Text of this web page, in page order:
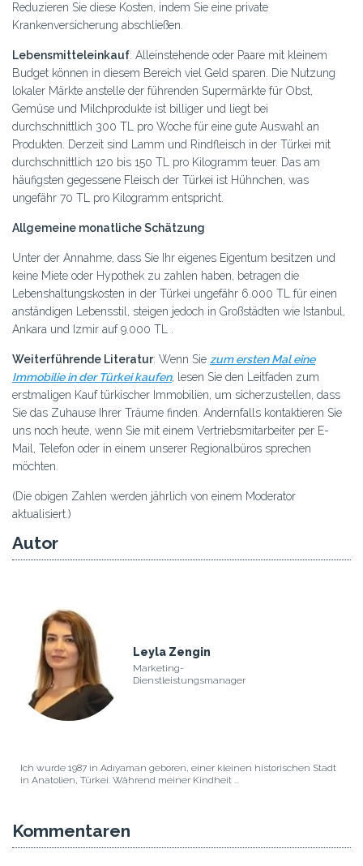
Reduzieren Sie diese Kosten, indem Sie eine private
Krankenversicherung abschließen.
Lebensmitteleinkauf: Alleinstehende oder Paare mit kleinem
Budget können in diesem Bereich viel Geld sparen. Die Nutzung
lokaler Märkte anstelle der führenden Supermärkte für Obst,
Gemüse und Milchprodukte ist billiger und liegt bei
durchschnittlich 300 TL pro Woche für eine gute Auswahl an
Produkten. Derzeit sind Lamm und Rindfleisch in der Türkei mit
durchschnittlich 120 bis 150 TL pro Kilogramm teuer. Das am
häufigsten gegessene Fleisch der Türkei ist Hühnchen, was
ungefähr 70 TL pro Kilogramm entspricht.
Allgemeine monatliche Schätzung
Unter der Annahme, dass Sie Ihr eigenes Eigentum besitzen und
keine Miete oder Hypothek zu zahlen haben, betragen die
Lebenshaltungskosten in der Türkei ungefähr 6.000 TL für einen
anständigen Lebensstil, steigen jedoch in Großstädten wie Istanbul,
Ankara und Izmir auf 9.000 TL .
Weiterführende Literatur: Wenn Sie zum ersten Mal eine
Immobilie in der Türkei kaufen, lesen Sie den Leitfaden zum
erstmaligen Kauf türkischer Immobilien, um sicherzustellen, dass
Sie das Zuhause Ihrer Träume finden. Andernfalls kontaktieren Sie
uns noch heute, wenn Sie mit einem Vertriebsmitarbeiter per E-
Mail, Telefon oder in einem unserer Regionalbüros sprechen
möchten.
(Die obigen Zahlen werden jährlich von einem Moderator
aktualisiert.)
Autor
Leyla Zengin
Marketing-
Dienstleistungsmanager
Ich wurde 1987 in Adıyaman geboren, einer kleinen historischen Stadt
in Anatolien, Türkei. Während meiner Kindheit ...
Kommentaren